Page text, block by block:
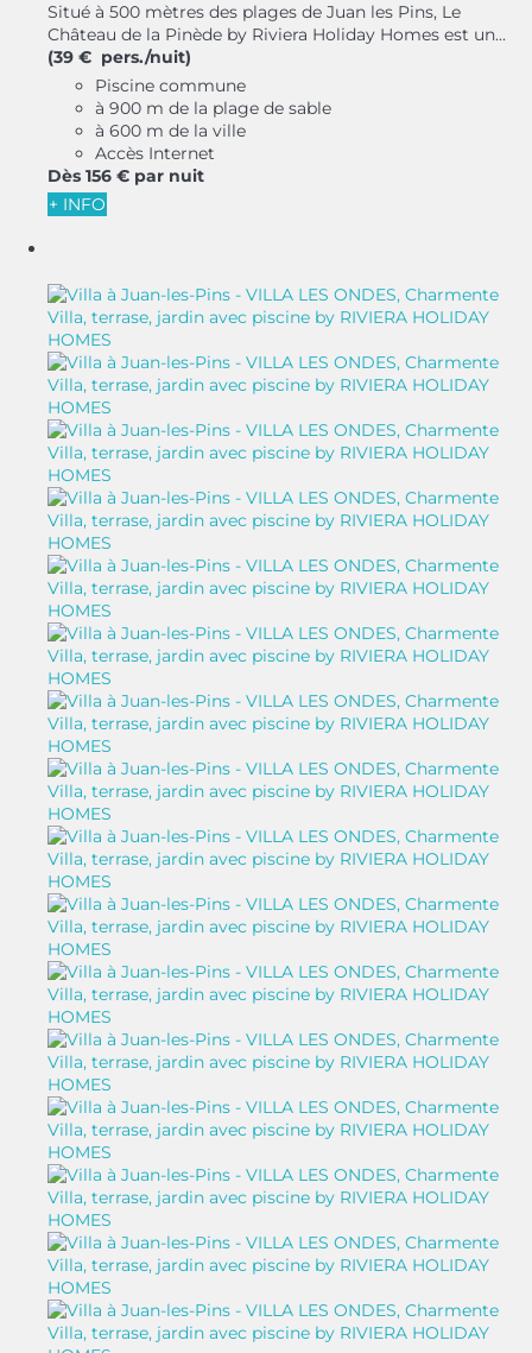
Situé à 500 mètres des plages de Juan les Pins, Le
Château de la Pinède by Riviera Holiday Homes est un...
(39 € pers./nuit)
Piscine commune
à 900 m de la plage de sable
à 600 m de la ville
Accès Internet
Dès 156 € par nuit
+ INFO